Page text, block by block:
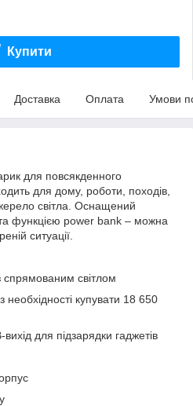
Купити
Доставка Оплата Умови
для повсякденного
для дому, роботи, походів,
світла. Оснащений
функцією power bank – можна
ситуації.
спрямованим світлом
купувати 18 650
для підзарядки гаджетів